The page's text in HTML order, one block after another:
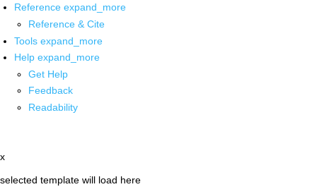
Reference expand_more
Reference & Cite
Tools expand_more
Help expand_more
Get Help
Feedback
Readability
x
selected template will load here